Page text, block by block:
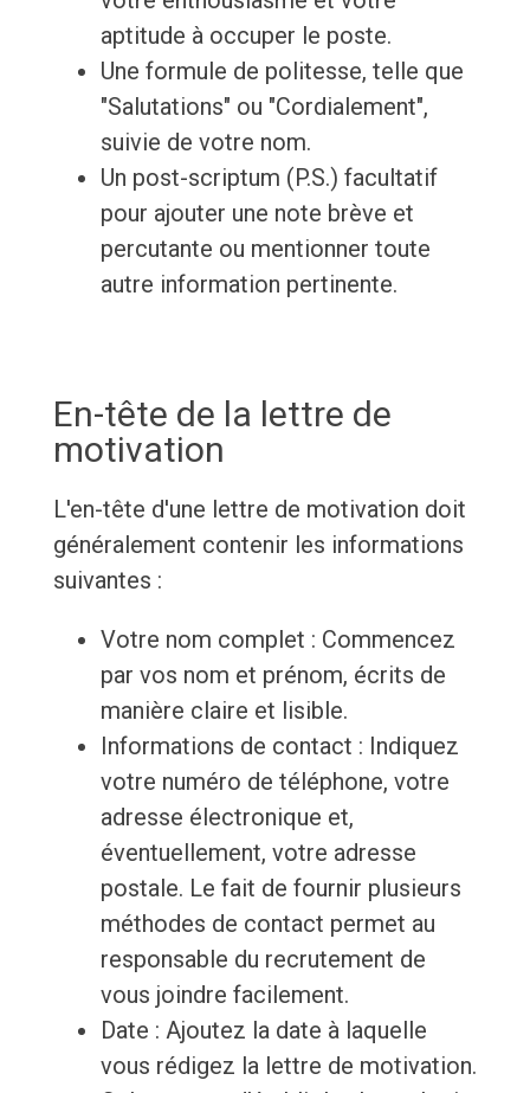
aptitude à occuper le poste.
Une formule de politesse, telle que
"Salutations" ou "Cordialement",
suivie de votre nom.
Un post-scriptum (P.S.) facultatif
pour ajouter une note brève et
percutante ou mentionner toute
autre information pertinente.
En-tête de la lettre de
motivation
L'en-tête d'une lettre de motivation doit
généralement contenir les informations
suivantes :
Votre nom complet : Commencez
par vos nom et prénom, écrits de
manière claire et lisible.
Informations de contact : Indiquez
votre numéro de téléphone, votre
adresse électronique et,
éventuellement, votre adresse
postale. Le fait de fournir plusieurs
méthodes de contact permet au
responsable du recrutement de
vous joindre facilement.
Date : Ajoutez la date à laquelle
vous rédigez la lettre de motivation.